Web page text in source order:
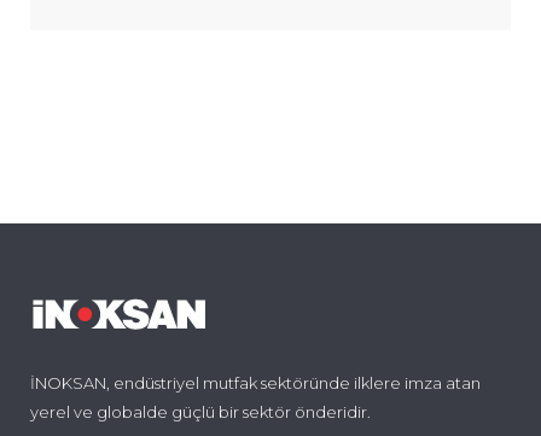
İNOKSAN, endüstriyel mutfak sektöründe ilklere imza atan
yerel ve globalde güçlü bir sektör önderidir.